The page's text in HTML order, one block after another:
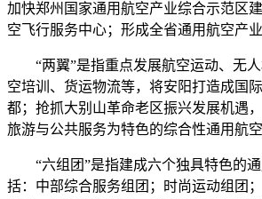
加快郑州国家通用航空产业综合示范区
空飞行服务中心；形成全省通用航空产
“两翼”是指重点发展航空运动、无
空培训、货运物流等，将安阳打造成国
都；抢抓大别山革命老区振兴发展机遇
旅游与公共服务为特色的综合性通用航空
“六组团”是指建成六个独具特色的
括：中部综合服务组团；时尚运动组团